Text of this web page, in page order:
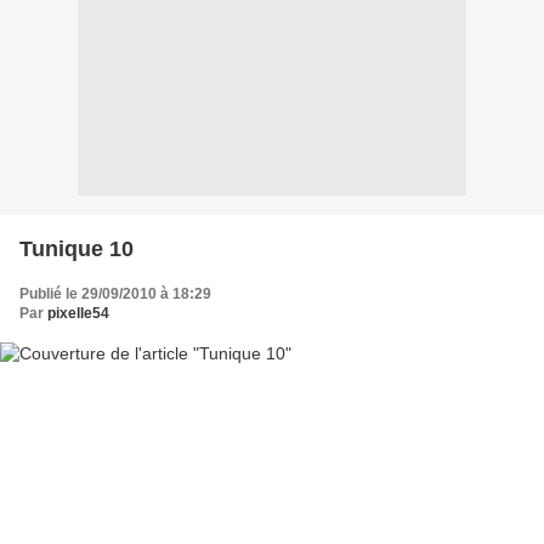
Tunique 10
Publié le 29/09/2010 à 18:29
Par pixelle54